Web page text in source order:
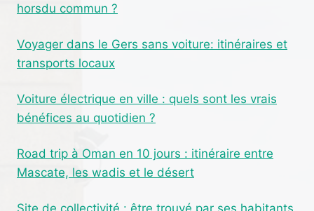
horsdu commun ?
Voyager dans le Gers sans voiture: itinéraires et
transports locaux
Voiture électrique en ville : quels sont les vrais
bénéfices au quotidien ?
Road trip à Oman en 10 jours : itinéraire entre
Mascate, les wadis et le désert
Site de collectivité : être trouvé par ses habitants